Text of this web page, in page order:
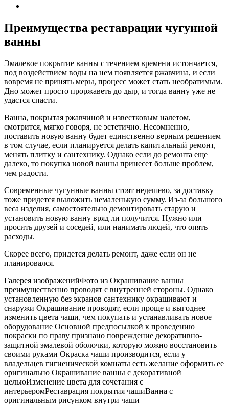
Преимущества реставрации чугунной
ванны
Эмалевое покрытие ванны с течением времени истончается,
под воздействием воды на нем появляется ржавчина, и если
вовремя не принять меры, процесс может стать необратимым.
Дно может просто проржаветь до дыр, и тогда ванну уже не
удастся спасти.
Ванна, покрытая ржавчиной и известковым налетом,
смотрится, мягко говоря, не эстетично. Несомненно,
поставить новую ванну будет единственно верным решением
в том случае, если планируется делать капитальный ремонт,
менять плитку и сантехнику. Однако если до ремонта еще
далеко, то покупка новой ванны принесет больше проблем,
чем радости.
Современные чугунные ванны стоят недешево, за доставку
тоже придется выложить немаленькую сумму. Из-за большого
веса изделия, самостоятельно демонтировать старую и
установить новую ванну вряд ли получится. Нужно или
просить друзей и соседей, или нанимать людей, что опять
расходы.
Скорее всего, придется делать ремонт, даже если он не
планировался.
Галерея изображенийФото из Окрашивание ванны
преимущественно проводят с внутренней стороны. Однако
установленную без экранов сантехнику окрашивают и
снаружи Окрашивание проводят, если проще и выгоднее
изменить цвета чаши, чем покупать и устанавливать новое
оборудование Основной предпосылкой к проведению
покраски по праву признано повреждение декоративно-
защитной эмалевой оболочки, которую можно восстановить
своими руками Окраска чаши производится, если у
владельцев гигиенической комнаты есть желание оформить ее
оригинально Окрашивание ванны с декоративной
цельюИзменение цвета для сочетания с
интерьеромРеставрация покрытия чашиВанна с
оригинальным рисунком внутри чаши